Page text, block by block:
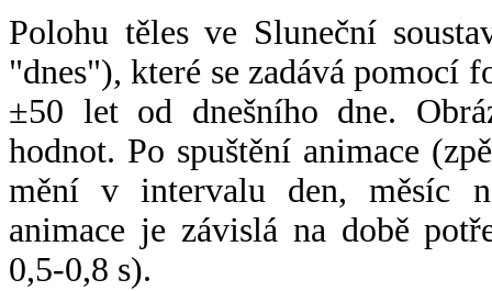
Polohu těles ve Sluneční
"dnes"), které se zadává pomocí
±50 let od dnešního dne.
hodnot. Po spuštění animace
mění v intervalu den, měsíc
animace je závislá na době
0,5-0,8 s).